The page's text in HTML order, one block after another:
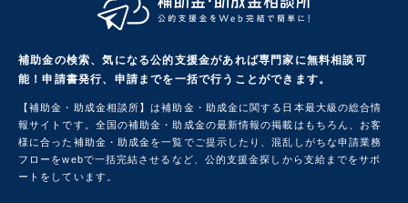
補助金の検索、気になる公的支援金があれば専門家に無料相談可
能！申請書発行、申請までを一括で行うことができます。
【補助金・助成金相談所】は補助金・助成金に関する日本最大級の総合情
報サイトです。 全国の補助金・助成金の最新情報の掲載はもちろん、お客
様に合った補助金・助成金を一覧でご提示したり、混乱しがちな申請業務
フローをwebで一括完結させるなど、公的支援金探しから支給までをサポ
ートをしています。